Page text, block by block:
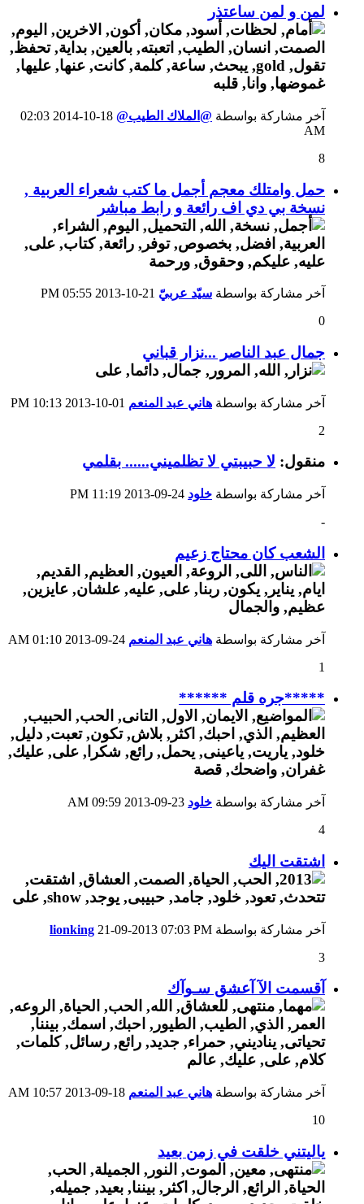
لمن و لمن ساعتذر
آخر مشاركة بواسطة @الملاك الطيب@
02:03
AM
8
حمل وامتلك معجم أجمل ما كتب شعراء العربية ,
نسخة بي دي اف رائعة و رابط مباشر
آخر مشاركة بواسطة سيّد عربيّ
05:55 PM
0
جمال عبد الناصر ...نزار قباني
آخر مشاركة بواسطة هاني عبد المنعم
10:13 PM
2
منقول: ﻻ حبيبتي ﻻ تظلميني...... بقلمي
آخر مشاركة بواسطة خلود
11:19 PM
-
الشعب كان محتاج زعيم
آخر مشاركة بواسطة هاني عبد المنعم
01:10 AM
1
*****جره قلم ******
آخر مشاركة بواسطة خلود
09:59 AM
4
اشتقت اليك
آخر مشاركة بواسطة lionking 21-09-2013 07:03 PM
3
آقسمت الآ آعشق سـوآك
آخر مشاركة بواسطة هاني عبد المنعم
10:57 AM
10
ياليتني خلقت في زمن بعيد